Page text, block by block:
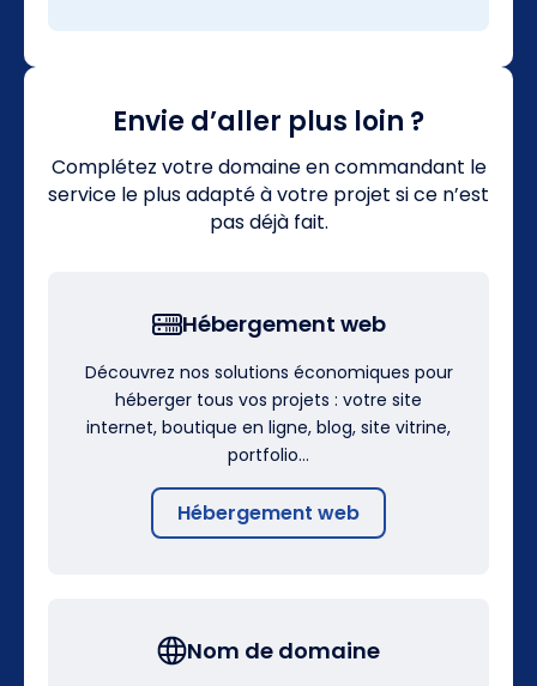
Envie d’aller plus loin ?
Complétez votre domaine en commandant le
service le plus adapté à votre projet si ce n’est
pas déjà fait.
Hébergement web
Découvrez nos solutions économiques pour
héberger tous vos projets : votre site
internet, boutique en ligne, blog, site vitrine,
portfolio…
Hébergement web
Nom de domaine